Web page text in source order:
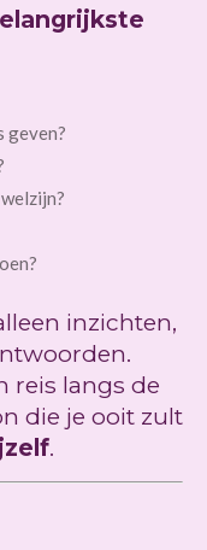
geven?
inzichten,
reis langs de
die je ooit zult
.